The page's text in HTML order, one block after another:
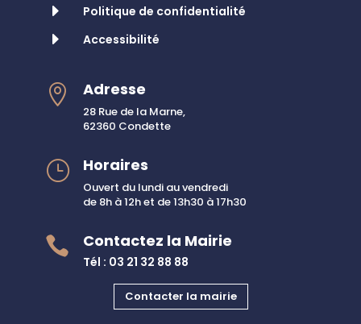
E Politique de confidentialité
E Accessibilité
 Adresse
28 Rue de la Marne,
62360 Condette
} Horaires
Ouvert du lundi au vendredi
de 8h à 12h et de 13h30 à 17h30
 Contactez la Mairie
Tél : 03 21 32 88 88
Contacter la mairie